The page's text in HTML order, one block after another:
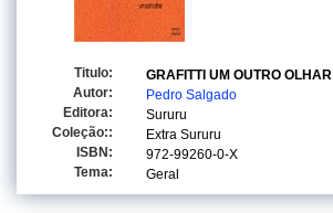
Titulo:
GRAFITTI UM OUTRO OLHAR
Autor:
Pedro Salgado
Editora:
Sururu
Coleção::
Extra Sururu
ISBN:
972-99260-0-X
Tema:
Geral